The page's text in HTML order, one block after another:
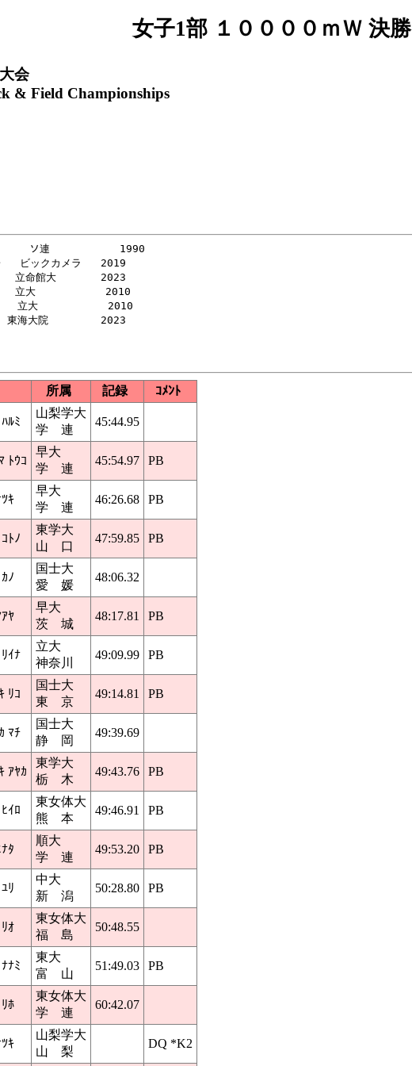
女子1部 １００００ｍＷ 決勝
会
& Field Championships
ソ連           1990
ビックカメラ   2019
立命館大       2023
子   立大           2010
子   立大           2010
海大院    　　 2023
所属 記録 ｺﾒﾝﾄ
ﾙﾐ
山梨学大
学 連
45:44.95
ﾄｳｺ
早大
学 連
45:54.97 PB
ｷ
早大
学 連
46:26.68 PB
ﾄﾉ
東学大
山 口
47:59.85 PB
ﾉ
国士大
愛 媛
48:06.32
ﾔ
早大
茨 城
48:17.81 PB
ｲﾅ
立大
神奈川
49:09.99 PB
ﾘｺ
国士大
東 京
49:14.81 PB
ﾏﾁ
国士大
静 岡
49:39.69
ｱﾔｶ
東学大
栃 木
49:43.76 PB
ｲﾛ
東女体大
熊 本
49:46.91 PB
ﾀ
順大
学 連
49:53.20 PB
ﾘ
中大
新 潟
50:28.80 PB
ｵ
東女体大
福 島
50:48.55
ﾅﾐ
東大
富 山
51:49.03 PB
ﾎ
東女体大
学 連
60:42.07
ｷ
山梨学大
山 梨
DQ *K2